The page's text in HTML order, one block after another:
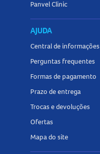
Panvel Clinic
AJUDA
Central de informações
Perguntas frequentes
Formas de pagamento
Prazo de entrega
Trocas e devoluções
Ofertas
Mapa do site